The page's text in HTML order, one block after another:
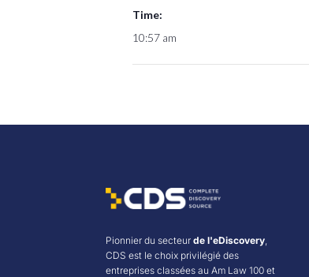
Time:
10:57 am
Pionnier du secteurde l'eDiscovery
CDS est le choix privilégié des
entreprises classées au Am Law 100 et